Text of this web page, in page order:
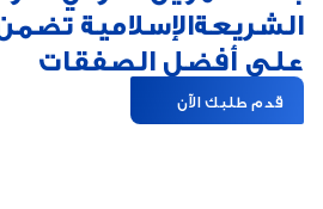
الشريعةالإسلامية
على أفضل الصفقات
قدم طلبك الآن